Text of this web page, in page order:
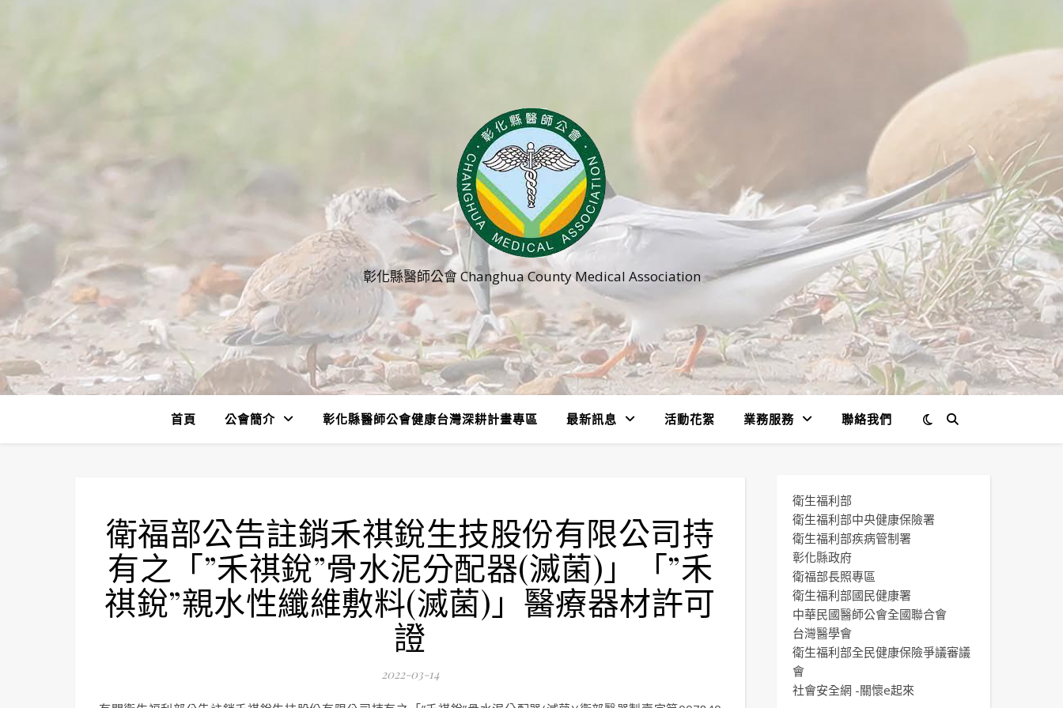
彰化縣醫師公會 Changhua County Medical Association
首頁 公會簡介 彰化縣醫師公會健康台灣深耕計畫專區 最新訊息 活動花絮 業務服務 聯絡我們
衛福部公告註銷禾祺銳生技股份有限公司持
有之「”禾祺銳”骨水泥分配器(滅菌)」「”禾
祺銳”親水性纖維敷料(滅菌)」醫療器材許可
證
2022-03-14
衛生福利部
衛生福利部中央健康保險署
衛生福利部疾病管制署
彰化縣政府
衛福部長照專區
衛生福利部國民健康署
中華民國醫師公會全國聯合會
台灣醫學會
衛生福利部全民健康保險爭議審議
會
社會安全網 -關懷e起來